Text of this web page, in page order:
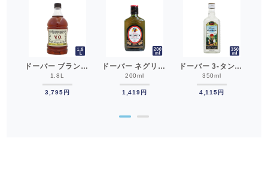
ドーバー ブランデーV.O 1.8L__
1.8L
3,795円
ドーバー ネグリタラム37° 200ml 洋酒 ラム酒__
200ml
1,419円
ドーバー 3-タンネン ドイツキルシュ 45° 350ml キルシュ オードヴィ 果実ブランデー サクランボ チェリー__
350ml
4,115円
●